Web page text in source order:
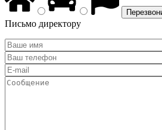
Письмо директору